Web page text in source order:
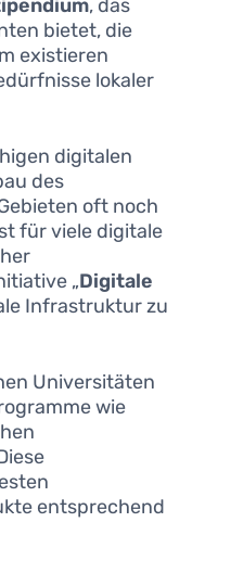
, das
bietet, die
existieren
lokaler
digitalen
des
oft noch
für viele digitale
„Digitale
Infrastruktur zu
Universitäten
wie
entsprechend